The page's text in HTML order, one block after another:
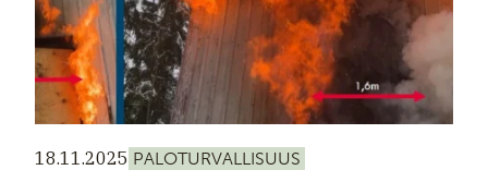
18.11.2025 PALOTURVALLISUUS